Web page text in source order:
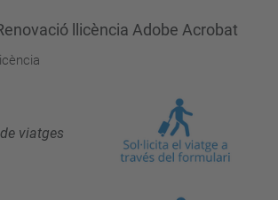
llicència Adobe Acrobat
viatges